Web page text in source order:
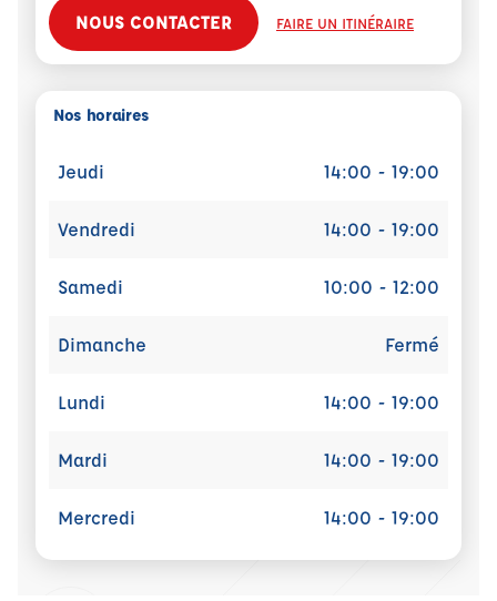
NOUS CONTACTER FAIRE UN ITINÉRAIRE
Nos horaires
Jeudi 14:00 - 19:00
Vendredi 14:00 - 19:00
Samedi 10:00 - 12:00
Dimanche Fermé
Lundi 14:00 - 19:00
Mardi 14:00 - 19:00
Mercredi 14:00 - 19:00